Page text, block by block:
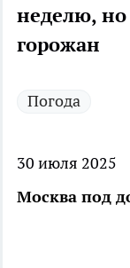
неделю, но
горожан
Погода
30 июля 2025
Москва под